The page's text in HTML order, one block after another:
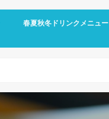
春夏秋冬ドリンクメニュー